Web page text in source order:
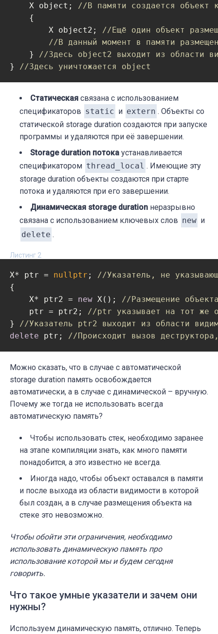
    X object;
//В памяти создается объект
    {
        X object2;
//Ещё один объект
//В данный момент в памяти
    }
//Здесь object2 выходит из области
} //Здесь уничтожается object
Статическая связана с использованием
спецификаторов static и extern . Объекты со
статической storage duration создаются при запуске
программы и удаляются при её завершении.
Storage duration потока устанавливается
спецификатором thread_local . Имеющие эту
storage duration объекты создаются при старте
потока и удаляются при его завершении.
Динамическая storage duration неразрывно
связана с использованием ключевых слов new и
delete .
Листинг 2
X* ptr = nullptr ; //Указатель, не
{
    X* ptr2 =
new X(); //Размещение
    ptr = ptr2;
//ptr указывает на тот же
} //Указатель ptr2 выходит из области
delete ptr; //Происходит вызов
Можно сказать, что в случае с автоматической
storage duration память освобождается
автоматически, а в случае с динамической – вручную.
Почему же тогда не использовать всегда
автоматическую память?
Чтобы использовать стек, необходимо заранее
на этапе компиляции знать, как много памяти
понадобится, а это известно не всегда.
Иногда надо, чтобы объект оставался в памяти
и после выхода из области видимости в которой
был создан, а в случае размещения объекта на
стеке это невозможно.
Чтобы обойти эти ограничения, необходимо
использовать динамическую память про
использование которой мы и будем сегодня
говорить.
Что такое умные указатели и зачем они
нужны?
Используем динамическую память, отлично. Теперь